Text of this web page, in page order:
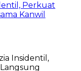
Perkuat
Kanwil